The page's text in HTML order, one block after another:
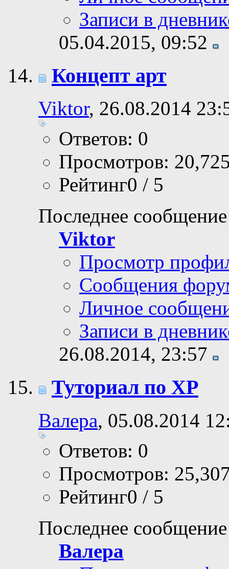
Записи в
05.04.2015, 09:52
Концепт арт
Viktor, 26.08.2014
Ответов: 0
Просмотров:
Рейтинг0 / 5
Последнее
Viktor
Просмотр
Сообщения
Личное
Записи в
26.08.2014, 23:57
Туториал по ХР
Валера, 05.08.2014
Ответов: 0
Просмотров:
Рейтинг0 / 5
Последнее
Валера